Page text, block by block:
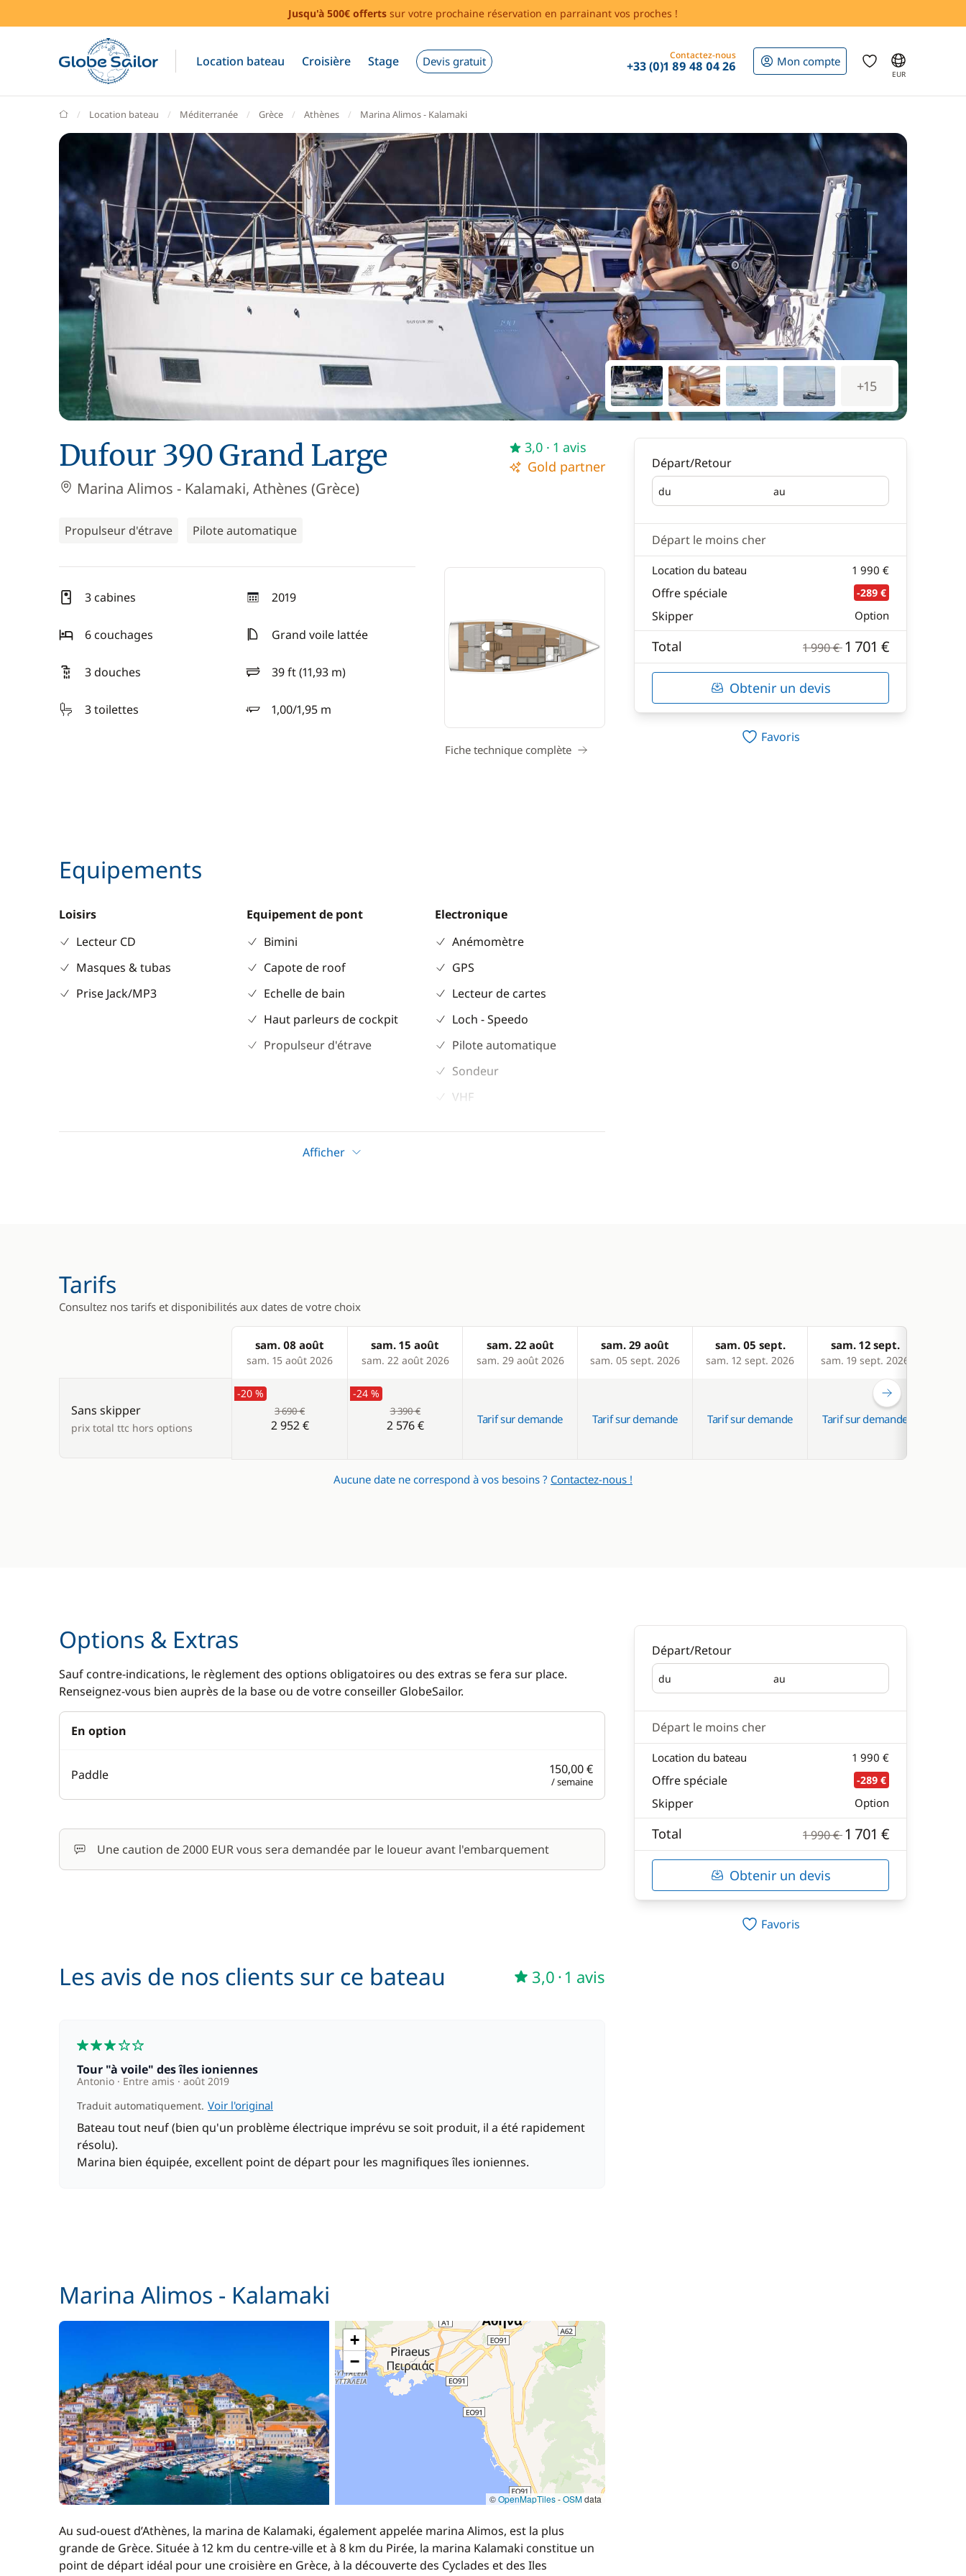
Jusqu'à 500€ offerts sur votre prochaine réservation en parrainant vos proches !
Location bateau Croisière Stage Devis gratuit Contactez-nous
+33 (0)1 89 48 04 26 Mon compte
EUR
GlobeSailor
Location bateau Méditerranée Grèce Athènes Marina Alimos - Kalamaki
+15
Dufour 390 Grand Large
Marina Alimos - Kalamaki, Athènes (Grèce)
Propulseur d'étrave Pilote automatique
3,0 · 1 avis
Gold partner
3 cabines 2019
année
6 couchages
Grand voile lattée
3 douches 39 ft (11,93 m)
longueur
3 toilettes
1,00/1,95 m
tirant d'eau
Fiche technique complète
Equipements
Loisirs
Lecteur CD
Masques & tubas
Prise Jack/MP3
Equipement de pont
Bimini
Capote de roof
Echelle de bain
Haut parleurs de cockpit
Propulseur d'étrave
Electronique
Anémomètre
GPS
Lecteur de cartes
Loch - Speedo
Pilote automatique
Sondeur
VHF
Afficher
Départ/Retour
du
Départ au
Retour
Départ le moins cher
Location du bateau 1 990 €
Offre spéciale -289 €
Skipper Option
Total 1 990 €1 701 €
Obtenir un devis
Favoris
Tarifs
Consultez nos tarifs et disponibilités aux dates de votre choix
Products
sam. 08 août
sam. 15 août 2026
sam. 15 août
sam. 22 août 2026
sam. 22 août
sam. 29 août 2026
sam. 29 août
sam. 05 sept. 2026
sam. 05 sept.
sam. 12 sept. 2026
sam. 12 sept.
sam. 19 sept. 2026
Sans skipper
prix total ttc hors options
-20 %
3 690 €
2 952 €
-24 %
3 390 €
2 576 € Tarif sur demande Tarif sur demande Tarif sur demande Tarif sur demande
Aucune date ne correspond à vos besoins ? Contactez-nous !
Options & Extras
Sauf contre-indications, le règlement des options obligatoires ou des extras se fera sur place.
Renseignez-vous bien auprès de la base ou de votre conseiller GlobeSailor.
En option
Paddle 150,00 €
/ semaine
Une caution de 2000 EUR vous sera demandée par le loueur avant l'embarquement
Les avis de nos clients sur ce bateau 3,0 ·1 avis
Tour "à voile" des îles ioniennes
Antonio Entre amis
août 2019
Traduit automatiquement. Voir l'original
Bateau tout neuf (bien qu'un problème électrique imprévu se soit produit, il a été rapidement
résolu).
Marina bien équipée, excellent point de départ pour les magnifiques îles ioniennes.
Marina Alimos - Kalamaki
+
−
©OpenMapTiles-OSMdata
Au sud-ouest d’Athènes, la marina de Kalamaki, également appelée marina Alimos, est la plus
grande de Grèce. Située à 12 km du centre-ville et à 8 km du Pirée, la marina Kalamaki constitue un
point de départ idéal pour une croisière en Grèce, à la découverte des Cyclades et des Iles
Départ/Retour
du
Départ au
Retour
Départ le moins cher
Location du bateau 1 990 €
Offre spéciale -289 €
Skipper Option
Total 1 990 €1 701 €
Obtenir un devis
Favoris